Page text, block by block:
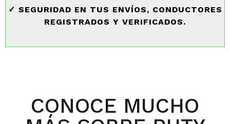
✓ SEGURIDAD EN TUS ENVÍOS, CONDUCTORES
REGISTRADOS Y VERIFICADOS.
CONOCE MUCHO